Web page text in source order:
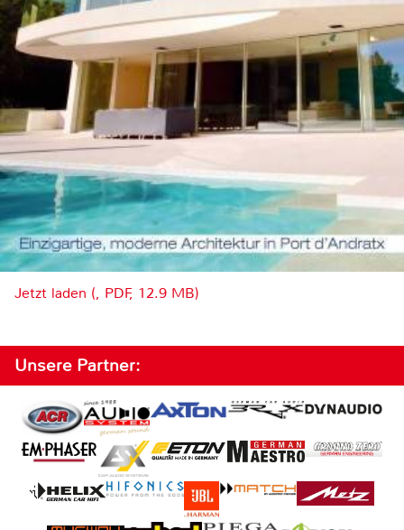
Jetzt laden (, PDF, 12.9 MB)
Unsere Partner: